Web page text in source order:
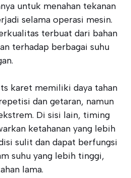
untuk menahan tekanan
selama operasi mesin.
terbuat dari bahan
terhadap berbagai suhu
karet memiliki daya tahan
dan getaran, namun
Di sisi lain, timing
ketahanan yang lebih
sulit dan dapat berfungsi
suhu yang lebih tinggi,
lama.